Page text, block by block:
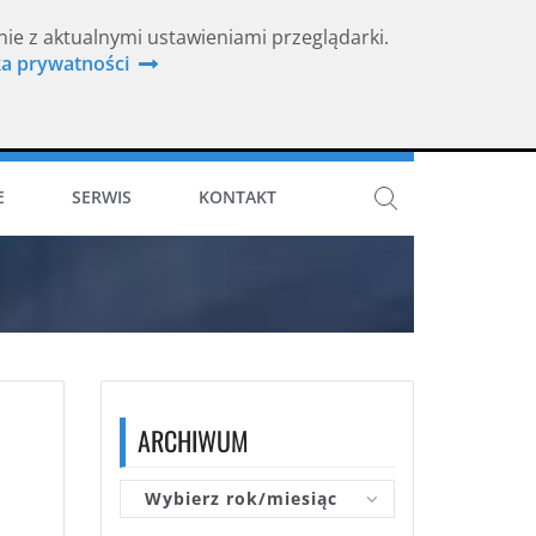
SERWIS KONTAKT
ARCHIWUM
Wybierz rok/miesiąc
z aktualnymi ustawieniami przeglądarki.
prywatności